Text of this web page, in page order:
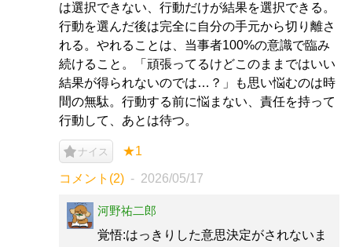
は選択できない、行動だけが結果を選択できる。
行動を選んだ後は完全に自分の手元から切り離さ
れる。やれることは、当事者100%の意識で臨み
続けること。「頑張ってるけどこのままではいい
結果が得られないのでは…？」も思い悩むのは時
間の無駄。行動する前に悩まない、責任を持って
行動して、あとは待つ。
ナイス ★1
コメント(2) 2026/05/17
河野祐二郎
覚悟:はっきりした意思決定がされないま